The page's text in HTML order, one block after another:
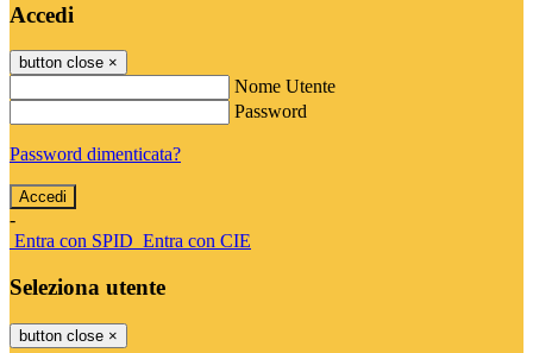
Accedi
button close ×
Nome Utente
Password
Password dimenticata?
-
Entra con SPID Entra con CIE
Seleziona utente
button close ×